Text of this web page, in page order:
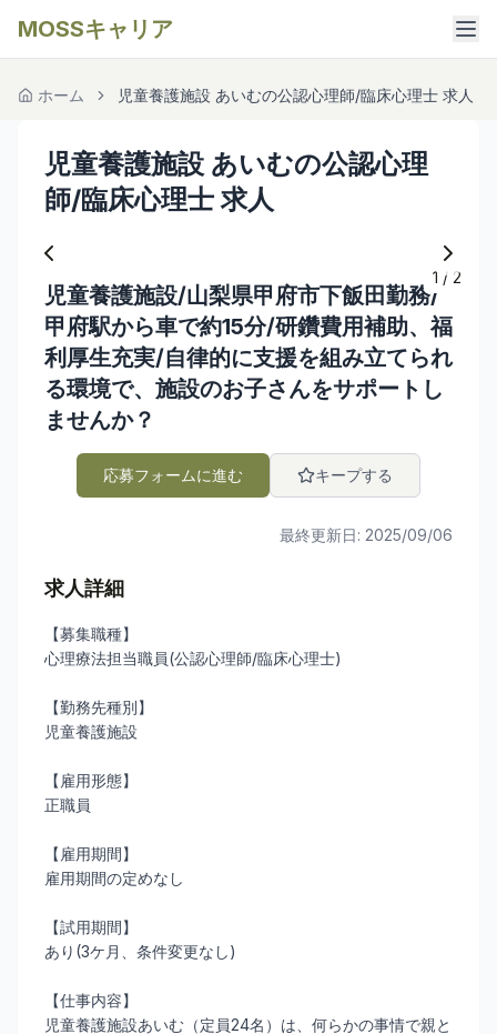
MOSSキャリア
ホーム 児童養護施設 あいむの公認心理師/臨床心理士 求人
児童養護施設 あいむの公認心理
師/臨床心理士 求人
1 / 2
児童養護施設/山梨県甲府市下飯田勤務/
甲府駅から車で約15分/研鑽費用補助、福
利厚生充実/自律的に支援を組み立てられ
る環境で、施設のお子さんをサポートし
ませんか？
応募フォームに進む キープする
最終更新日: 2025/09/06
求人詳細
【募集職種】
心理療法担当職員(公認心理師/臨床心理士)
【勤務先種別】
児童養護施設
【雇用形態】
正職員
【雇用期間】
雇用期間の定めなし
【試用期間】
あり(3ケ月、条件変更なし)
【仕事内容】
児童養護施設あいむ（定員24名）は、何らかの事情で親と